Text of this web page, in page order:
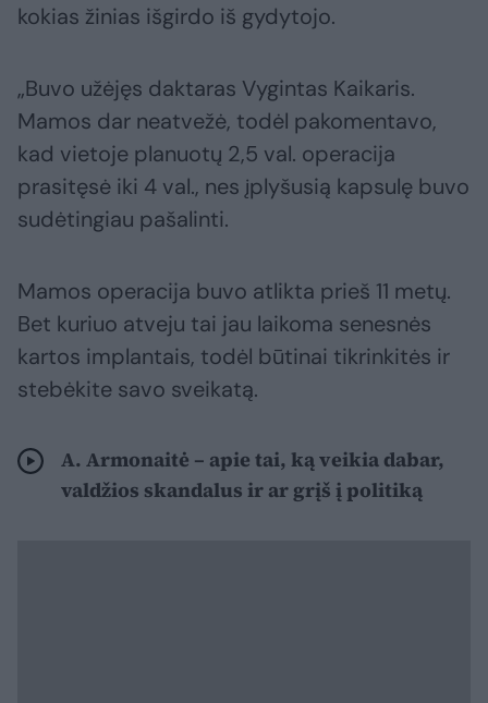
kokias žinias išgirdo iš gydytojo.
„Buvo užėjęs daktaras Vygintas Kaikaris.
Mamos dar neatvežė, todėl pakomentavo,
kad vietoje planuotų 2,5 val. operacija
prasitęsė iki 4 val., nes įplyšusią kapsulę buvo
sudėtingiau pašalinti.
Mamos operacija buvo atlikta prieš 11 metų.
Bet kuriuo atveju tai jau laikoma senesnės
kartos implantais, todėl būtinai tikrinkitės ir
stebėkite savo sveikatą.
A. Armonaitė – apie tai, ką veikia dabar,
valdžios skandalus ir ar grįš į politiką